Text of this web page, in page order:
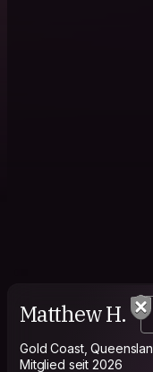
Matthew H.
Gold Coast,
Mitglied seit 2026